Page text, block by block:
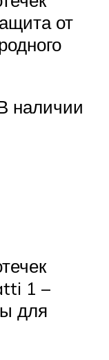
от
наличии
1 –
для